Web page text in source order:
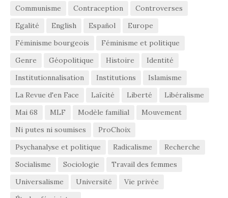
Communisme
Contraception
Controverses
Egalité
English Español
Europe
Féminisme bourgeois
Féminisme et politique
Genre
Géopolitique Histoire
Identité
Institutionnalisation
Institutions
Islamisme
La Revue d'en Face
Laïcité Liberté
Libéralisme
Mai 68
MLF Modèle familial
Mouvement
Ni putes ni soumises
ProChoix
Psychanalyse et politique
Radicalisme
Recherche
Socialisme
Sociologie
Travail des femmes
Universalisme
Université
Vie privée